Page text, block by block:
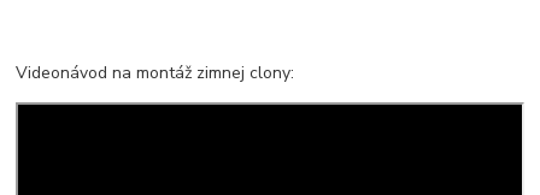
Videonávod na montáž zimnej clony: